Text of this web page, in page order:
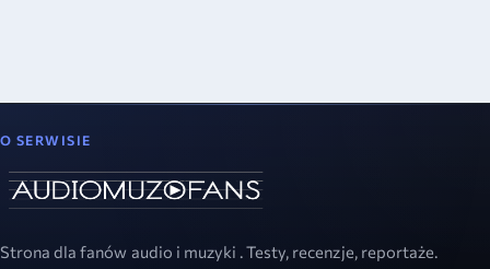
O SERWISIE
Strona dla fanów audio i muzyki . Testy, recenzje, reportaże.